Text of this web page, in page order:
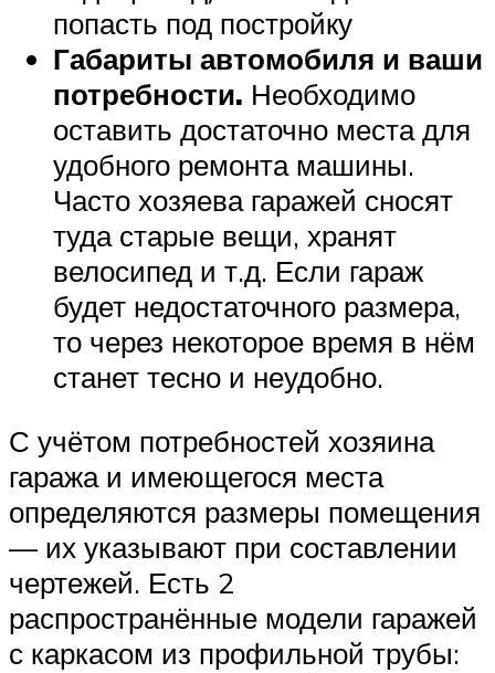
попасть под постройку
Габариты автомобиля и ваши
потребности. Необходимо
оставить достаточно места для
удобного ремонта машины.
Часто хозяева гаражей сносят
туда старые вещи, хранят
велосипед и т.д. Если гараж
будет недостаточного размера,
то через некоторое время в нём
станет тесно и неудобно.
С учётом потребностей хозяина
гаража и имеющегося места
определяются размеры помещения
— их указывают при составлении
чертежей. Есть 2
распространённые модели гаражей
с каркасом из профильной трубы: